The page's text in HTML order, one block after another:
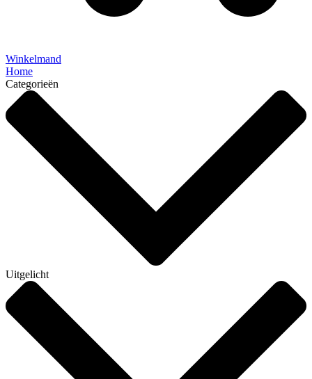
Winkelmand
Home
Categorieën
Uitgelicht